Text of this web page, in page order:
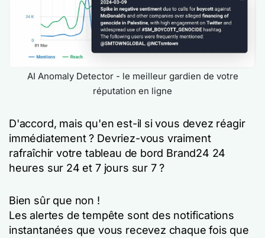
AI Anomaly Detector - le meilleur gardien de votre
réputation en ligne
D'accord, mais qu'en est-il si vous devez réagir
immédiatement ? Devriez-vous vraiment
rafraîchir votre tableau de bord Brand24 24
heures sur 24 et 7 jours sur 7 ?
Bien sûr que non !
Les alertes de tempête sont des notifications
instantanées que vous recevez chaque fois que